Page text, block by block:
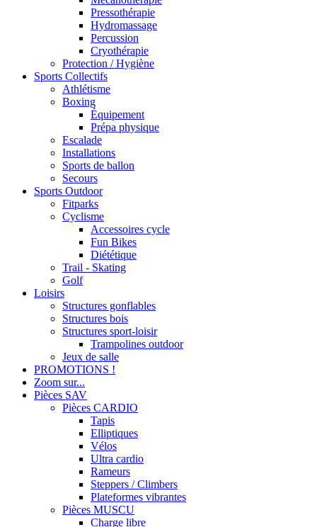
Pressothérapie
Hydromassage
Percussion
Cryothérapie
Protection / Hygiène
Sports Collectifs
Athlétisme
Boxing
Équipement
Prépa physique
Escalade
Installations
Sports de ballon
Secours
Sports Outdoor
Fitparks
Cyclisme
Accessoires cycle
Fun Bikes
Diététique
Trail - Skating
Golf
Loisirs
Structures gonflables
Structures bois
Structures sport-loisir
Trampolines outdoor
Jeux de salle
PROMOTIONS !
Zoom sur...
Pièces SAV
Pièces CARDIO
Tapis
Elliptiques
Vélos
Ultra cardio
Rameurs
Steppers / Climbers
Plateformes vibrantes
Pièces MUSCU
Charge libre